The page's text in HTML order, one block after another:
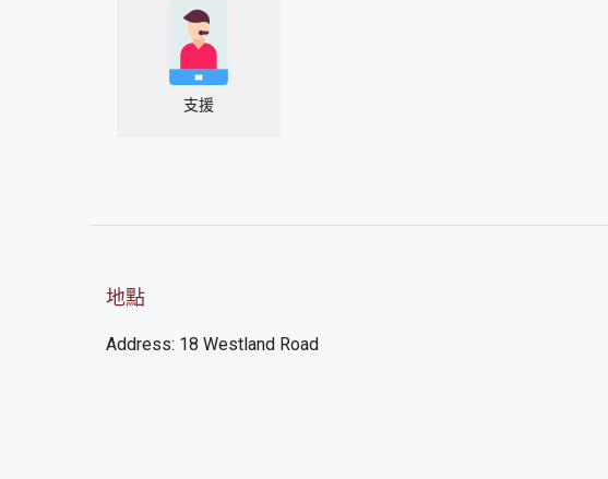
支援
地點
Address: 18 Westland Road